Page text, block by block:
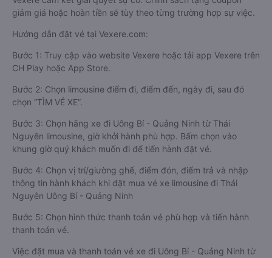
giảm giá hoặc hoàn tiền sẽ tùy theo từng trường hợp sự việc.
Hướng dẫn đặt vé tại Vexere.com:
Bước 1: Truy cập vào website Vexere hoặc tải app Vexere trên
CH Play hoặc App Store.
Bước 2: Chọn limousine điểm đi, điểm đến, ngày đi, sau đó
chọn “TÌM VÉ XE”.
Bước 3: Chọn hãng xe đi Uông Bí - Quảng Ninh từ Thái
Nguyên limousine, giờ khởi hành phù hợp. Bấm chọn vào
khung giờ quý khách muốn đi để tiến hành đặt vé.
Bước 4: Chọn vị trí/giường ghế, điểm đón, điểm trả và nhập
thông tin hành khách khi đặt mua vé xe limousine đi Thái
Nguyên Uông Bí - Quảng Ninh
Bước 5: Chọn hình thức thanh toán vé phù hợp và tiến hành
thanh toán vé.
Việc đặt mua và thanh toán vé xe đi Uông Bí - Quảng Ninh từ